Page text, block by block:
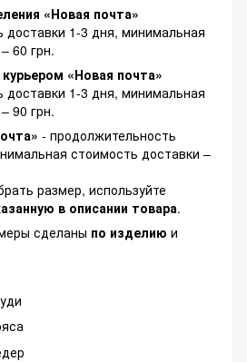
«Новая почта»
доставки 1-3 дня, минимальная
60 грн.
«Новая почта»
доставки 1-3 дня, минимальная
90 грн.
- продолжительность
стоимость доставки –
размер, используйте
в описании товара.
сделаны по изделию и